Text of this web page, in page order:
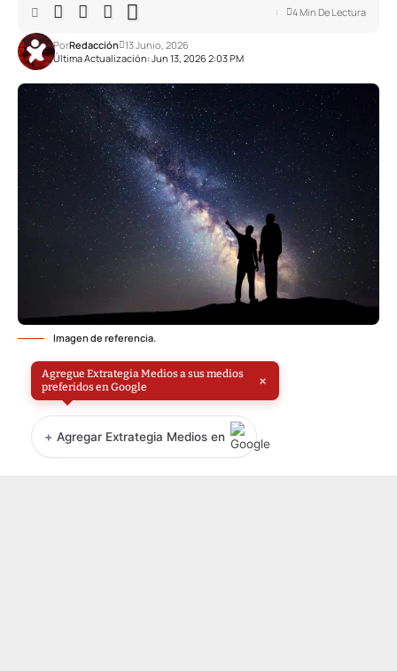
Última Actualización: Jun 13, 2026 2:03 PM
PorRedacción 13 Junio, 2026
4 Min De Lectura
Imagen de referencia.
Agregue Extrategia Medios a sus medios
preferidos en Google
×
+ Agregar Extrategia Medios en